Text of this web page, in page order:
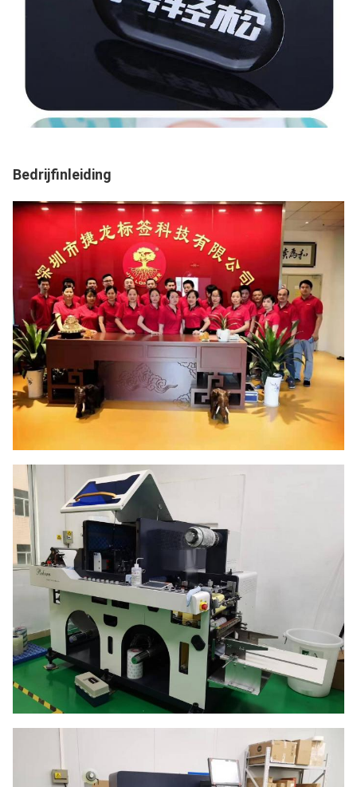
Bedrijfinleiding